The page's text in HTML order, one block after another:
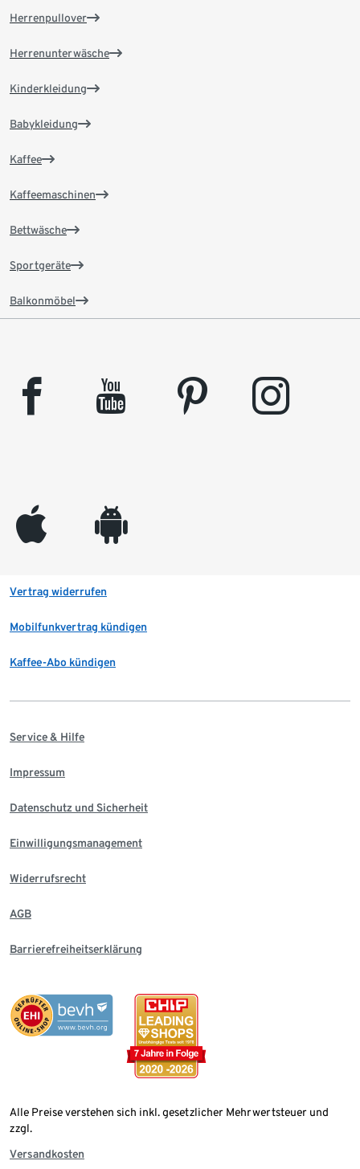
Herrenpullover
Herrenunterwäsche
Kinderkleidung
Babykleidung
Kaffee
Kaffeemaschinen
Bettwäsche
Sportgeräte
Balkonmöbel
facebook youtube pinterest instagram
appleinc android
Vertrag widerrufen
Mobilfunkvertrag kündigen
Kaffee-Abo kündigen
Service & Hilfe
Impressum
Datenschutz und Sicherheit
Einwilligungsmanagement
Widerrufsrecht
AGB
Barrierefreiheitserklärung
Alle Preise verstehen sich inkl. gesetzlicher Mehrwertsteuer und
zzgl.
Versandkosten